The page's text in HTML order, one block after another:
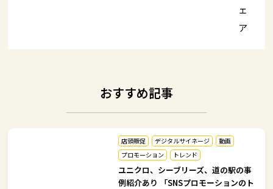
おすすめ記事
店頭販促 デジタルサイネージ
動画
プロモーション
トレンド
ユニクロ、シーブリーズ、道の駅の事
例紹介あり 「SNSプロモーションのト